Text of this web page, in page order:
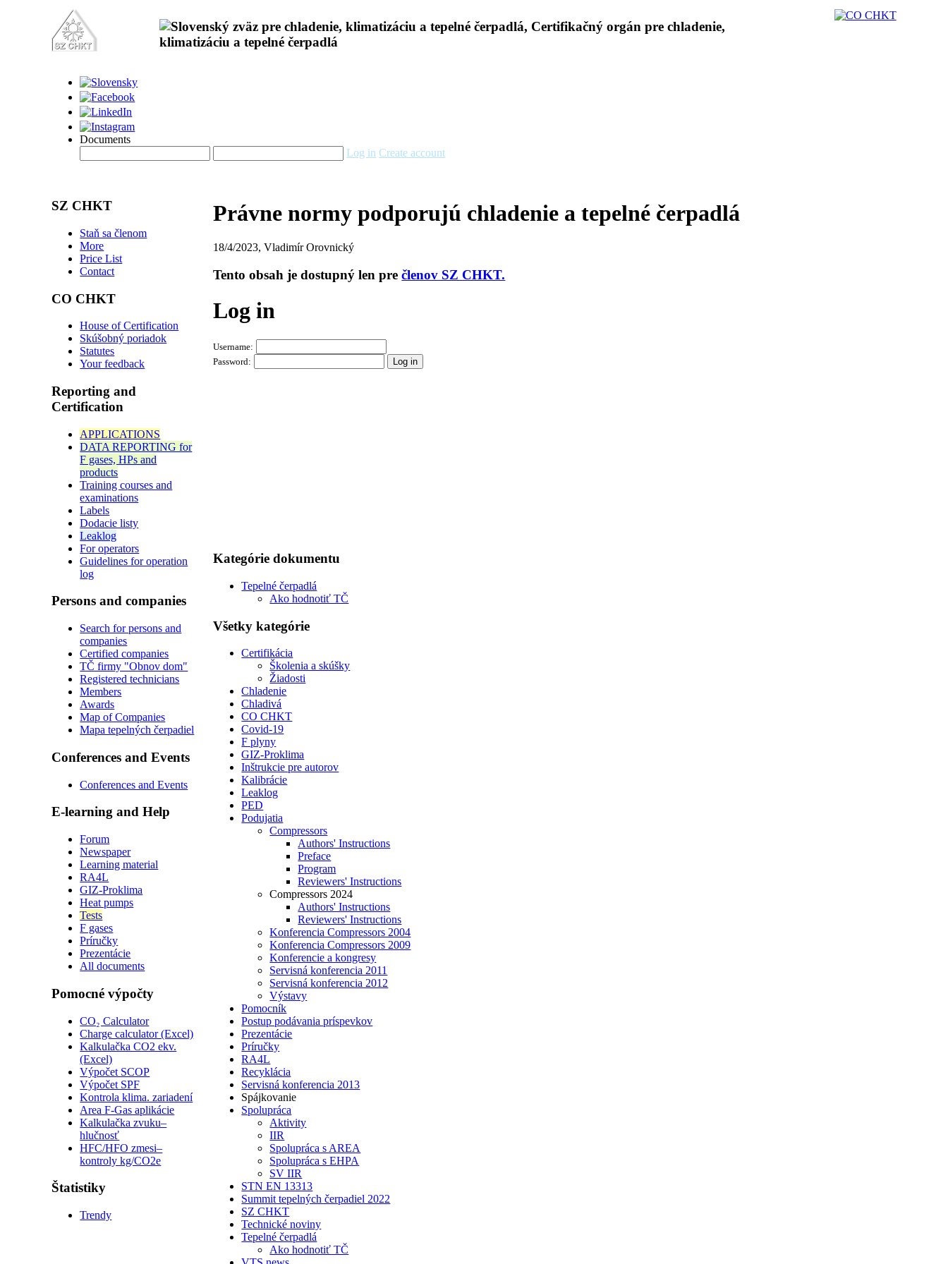
Documents
Log in Create account
SZ CHKT
Staň sa členom
More
Price List
Contact
CO CHKT
House of Certification
Skúšobný poriadok
Statutes
Your feedback
Reporting and
Certification
APPLICATIONS
DATA REPORTING for
F gases, HPs and
products
Training courses and
examinations
Labels
Dodacie listy
Leaklog
For operators
Guidelines for operation
log
Persons and companies
Search for persons and
companies
Certified companies
TČ firmy "Obnov dom"
Registered technicians
Members
Awards
Map of Companies
Mapa tepelných čerpadiel
Conferences and Events
Conferences and Events
E-learning and Help
Forum
Newspaper
Learning material
RA4L
GIZ-Proklima
Heat pumps
Tests
F gases
Príručky
Prezentácie
All documents
Pomocné výpočty
CO₂ Calculator
Charge calculator (Excel)
Kalkulačka CO2 ekv.
(Excel)
Výpočet SCOP
Výpočet SPF
Kontrola klima. zariadení
Area F-Gas aplikácie
Kalkulačka zvuku–
hlučnosť
HFC/HFO zmesi–
kontroly kg/CO2e
Štatistiky
Trendy
Právne normy podporujú chladenie a tepelné čerpadlá
18/4/2023, Vladimír Orovnický
Tento obsah je dostupný len prečlenov SZ CHKT.
Log in
Username:
Password:
Kategórie dokumentu
Tepelné čerpadlá
Ako hodnotiť TČ
Všetky kategórie
Certifikácia
Školenia a skúšky
Žiadosti
Chladenie
Chladivá
CO CHKT
Covid-19
F plyny
GIZ-Proklima
Inštrukcie pre autorov
Kalibrácie
Leaklog
PED
Podujatia
Compressors
Authors' Instructions
Preface
Program
Reviewers' Instructions
Compressors 2024
Authors' Instructions
Reviewers' Instructions
Konferencia Compressors 2004
Konferencia Compressors 2009
Konferencie a kongresy
Servisná konferencia 2011
Servisná konferencia 2012
Výstavy
Pomocník
Postup podávania príspevkov
Prezentácie
Príručky
RA4L
Recyklácia
Servisná konferencia 2013
Spájkovanie
Spolupráca
Aktivity
IIR
Spolupráca s AREA
Spolupráca s EHPA
SV IIR
STN EN 13313
Summit tepelných čerpadiel 2022
SZ CHKT
Technické noviny
Tepelné čerpadlá
Ako hodnotiť TČ